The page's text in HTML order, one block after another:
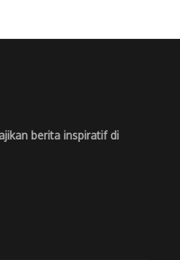
berita inspiratif di